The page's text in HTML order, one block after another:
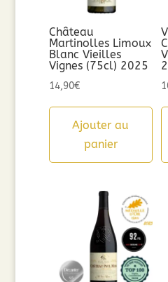
Château
Martinolles Limoux
Blanc Vieilles
Vignes (75cl) 2025
14,90€
Ajouter au
panier